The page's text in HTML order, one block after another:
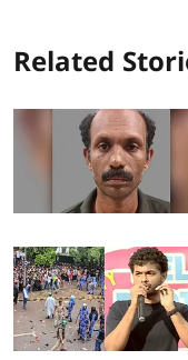
Related